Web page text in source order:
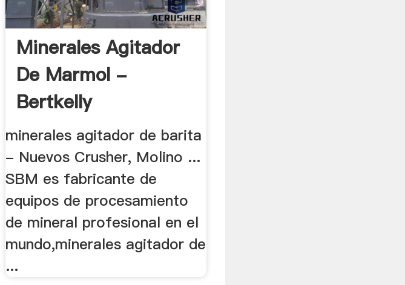
Minerales Agitador
De Marmol -
Bertkelly
minerales agitador de barita
- Nuevos Crusher, Molino ...
SBM es fabricante de
equipos de procesamiento
de mineral profesional en el
mundo,minerales agitador de
...